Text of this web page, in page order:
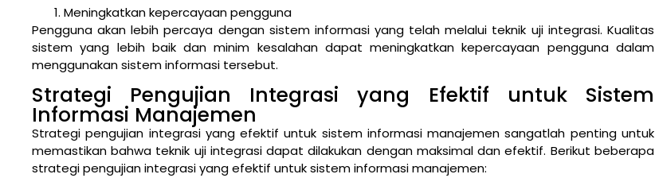
Meningkatkan kepercayaan pengguna
Pengguna akan lebih percaya dengan sistem informasi yang telah melalui teknik uji integrasi. Kualitas
sistem yang lebih baik dan minim kesalahan dapat meningkatkan kepercayaan pengguna dalam
menggunakan sistem informasi tersebut.
Strategi Pengujian Integrasi yang Efektif untuk Sistem
Informasi Manajemen
Strategi pengujian integrasi yang efektif untuk sistem informasi manajemen sangatlah penting untuk
memastikan bahwa teknik uji integrasi dapat dilakukan dengan maksimal dan efektif. Berikut beberapa
strategi pengujian integrasi yang efektif untuk sistem informasi manajemen: